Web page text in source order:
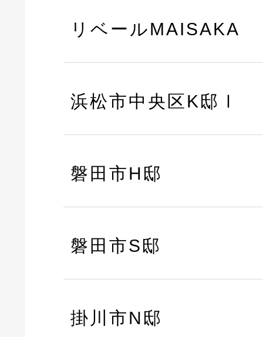
リベールMAISAKA
浜松市中央区K邸Ⅰ
磐田市H邸
磐田市S邸
掛川市N邸